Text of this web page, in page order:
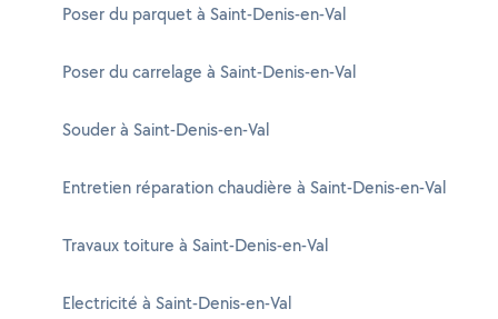
Poser du parquet à Saint-Denis-en-Val
Poser du carrelage à Saint-Denis-en-Val
Souder à Saint-Denis-en-Val
Entretien réparation chaudière à Saint-Denis-en-Val
Travaux toiture à Saint-Denis-en-Val
Electricité à Saint-Denis-en-Val